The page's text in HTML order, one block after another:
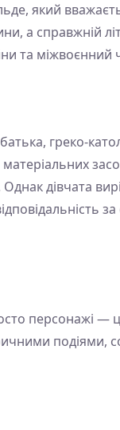
який
а
та міжвоєнний
греко-
дівчата
персонажі —